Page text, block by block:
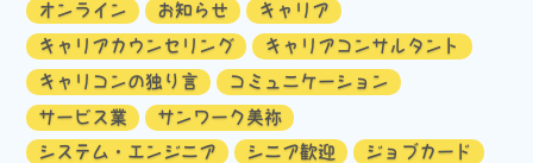
オンライン
お知らせ
キャリア
キャリアカウンセリング
キャリアコンサルタント
キャリコンの独り言
コミュニケーション
サービス業
サンワーク美祢
システム・エンジニア
シニア歓迎
ジョブカード